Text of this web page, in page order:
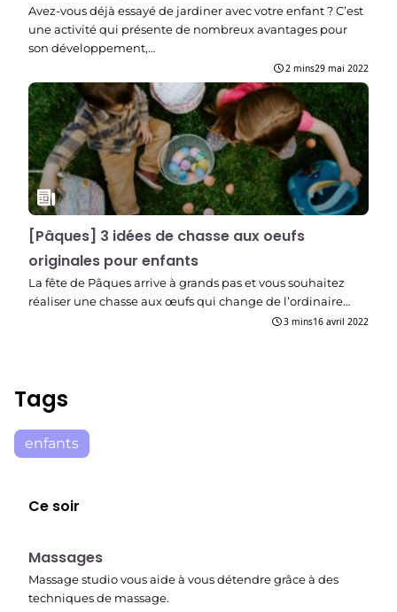
Avez-vous déjà essayé de jardiner avec votre enfant ? C’est
une activité qui présente de nombreux avantages pour
son développement,…
2 mins29 mai 2022
[Pâques] 3 idées de chasse aux oeufs
originales pour enfants
La fête de Pâques arrive à grands pas et vous souhaitez
réaliser une chasse aux œufs qui change de l’ordinaire…
3 mins16 avril 2022
Tags
enfants
Ce soir
23:30
Massages
Massage studio vous aide à vous détendre grâce à des
techniques de massage.